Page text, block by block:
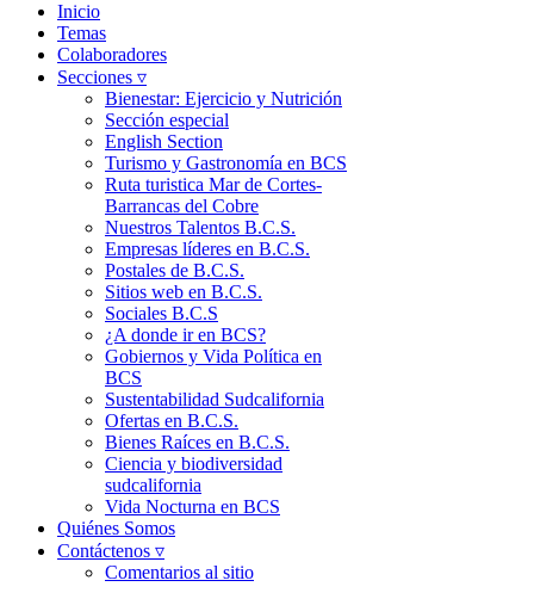
Inicio
Temas
Colaboradores
Secciones ▿
Bienestar: Ejercicio y Nutrición
Sección especial
English Section
Turismo y Gastronomía en BCS
Ruta turistica Mar de Cortes-
Barrancas del Cobre
Nuestros Talentos B.C.S.
Empresas líderes en B.C.S.
Postales de B.C.S.
Sitios web en B.C.S.
Sociales B.C.S
¿A donde ir en BCS?
Gobiernos y Vida Política en
BCS
Sustentabilidad Sudcalifornia
Ofertas en B.C.S.
Bienes Raíces en B.C.S.
Ciencia y biodiversidad
sudcalifornia
Vida Nocturna en BCS
Quiénes Somos
Contáctenos ▿
Comentarios al sitio